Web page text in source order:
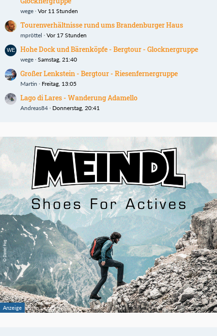
wege Vor 11 Stunden
Tourenverhältnisse rund ums Brandenburger Haus
mpröttel Vor 17 Stunden
Hohe Dock und Bärenköpfe - Bergtour - Glocknergruppe
wege Samstag, 21:40
Großer Lenkstein - Bergtour - Riesenfernergruppe
Martin Freitag, 13:05
Lago di Lares - Wanderung Adamello
Andreas84 Donnerstag, 20:41